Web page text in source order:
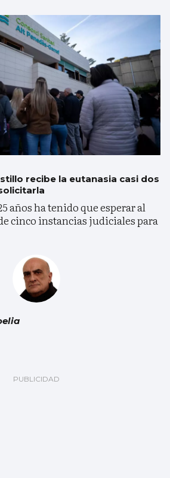
recibe la eutanasia casi dos
años ha tenido que esperar al
cinco instancias judiciales para